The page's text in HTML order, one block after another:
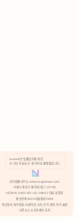
분석 쿠키 허용
Lawvot은 법률업무를 위한
AI 기반 자료조사 · 문서작성 플랫폼입니다.
안국법률사무소 www.anguklaw.com
서울시 종로구 율곡로2길 7, 304호
02)3210-3330 105-05-48527 대표 정희찬
통신판매 2024서울종로0248
개인정보 처리방침, 이용약관 고지, 쿠키 정책, 쿠키 설정
오픈소스 소프트웨어 공지